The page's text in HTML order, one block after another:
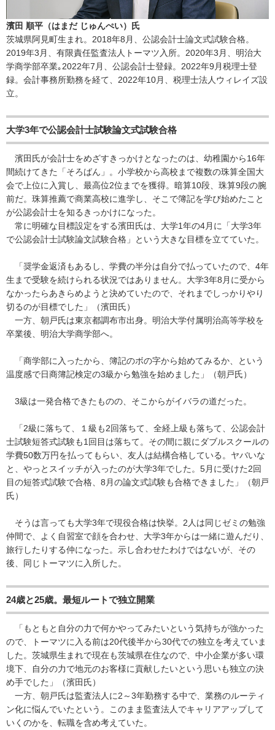
濱田 順平（はまだ じゅんぺい）氏
茨城県阿見町生まれ。2018年8月、公認会計士論文式試験合格。
2019年3月、有限責任監査法人トーマツ入所。2020年3月、明治大
学商学部卒業｡2022年7月、公認会計士登録。2022年9月税理士登
録。会計事務所勤務を経て、2022年10月、税理士法人ウィレイズ設
立。
大学3年で公認会計士試験論文式試験合格
濱田氏が会計士をめざすきっかけとなったのは、幼稚園から16年
間続けてきた「そろばん」。小学校から高校まで複数の珠算全国大
会で上位に入賞し、最高位2位までを獲得。暗算10段、珠算9段の腕
前だ。珠算推薦で商業高校に進学し、そこで簿記を学び始めたこと
が公認会計士を知るきっかけになった。
常に明確な目標設定をする濱田氏は、大学1年の4月に「大学3年
で公認会計士試験論文試験合格」という大きな目標を立てていた。
「奨学金返済もあるし、学費の半分は自分で払っていたので、4年
生まで受験を続けられる状況ではありません。大学3年8月に受から
なかったらあきらめようと決めていたので、それまでしっかりやり
切るのが目標でした」（濱田氏）
一方、朝戸氏は東京都調布市出身。明治大学付属明治高等学校を
卒業後、明治大学商学部へ。
「商学部に入ったから、簿記のボの字から始めてみるか、という
温度感で日商簿記検定の3級から勉強を始めました」（朝戸氏）
3級は一発合格できたものの、そこからがイバラの道だった。
「2級に落ちて、１級も2回落ちて、全経上級も落ちて、公認会計
士試験短答式試験も1回目は落ちて。その間に親にダブルスクールの
学費50数万円を払ってもらい、友人は結構合格している。ヤバいな
と、やっとスイッチが入ったのが大学3年でした。5月に受けた2回
目の短答式試験で合格、8月の論文式試験も合格できました」（朝戸
氏）
そうは言っても大学3年で現役合格は快挙。2人は同じゼミの勉強
仲間で、よく自習室で顔を合わせ、大学3年からは一緒に遊んだり、
旅行したりする仲になった。示し合わせたわけではないが、その
後、同じトーマツに入所した。
24歳と25歳。最短ルートで独立開業
「もともと自分の力で何かやってみたいという気持ちが強かった
ので、トーマツに入る前は20代後半から30代での独立を考えていま
した。茨城県生まれで現在も茨城県在住なので、中小企業が多い環
境下、自分の力で地元のお客様に貢献したいという思いも独立の決
め手でした」（濱田氏）
一方、朝戸氏は監査法人に2～3年勤務する中で、業務のルーティ
ン化に悩んでいたという。このまま監査法人でキャリアアップして
いくのかを、転職を含め考えていた。